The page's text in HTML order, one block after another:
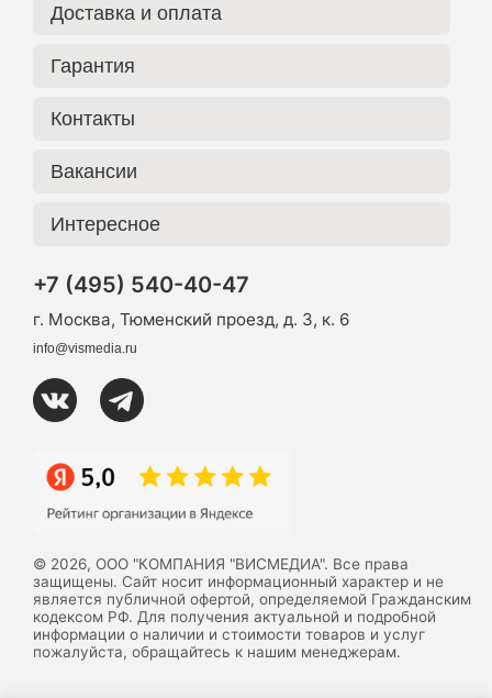
Доставка и оплата
Гарантия
Контакты
Вакансии
Интересное
+7 (495) 540-40-47
г. Москва, Тюменский проезд, д. 3, к. 6
info@vismedia.ru
© 2026, ООО "КОМПАНИЯ "ВИСМЕДИА". Все права
защищены. Сайт носит информационный характер и не
является публичной офертой, определяемой Гражданским
кодексом РФ. Для получения актуальной и подробной
информации о наличии и стоимости товаров и услуг
пожалуйста, обращайтесь к нашим менеджерам.